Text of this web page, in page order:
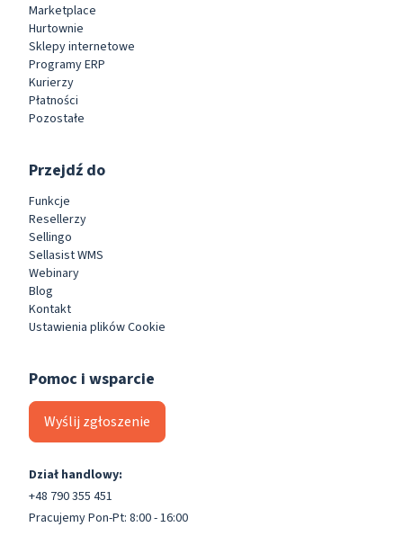
Marketplace
Hurtownie
Sklepy internetowe
Programy ERP
Kurierzy
Płatności
Pozostałe
Przejdź do
Funkcje
Resellerzy
Sellingo
Sellasist WMS
Webinary
Blog
Kontakt
Ustawienia plików Cookie
Pomoc i wsparcie
Wyślij zgłoszenie
Dział handlowy:
+48 790 355 451
Pracujemy Pon-Pt: 8:00 - 16:00